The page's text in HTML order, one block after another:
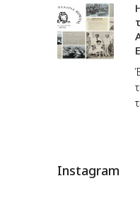
Instagram